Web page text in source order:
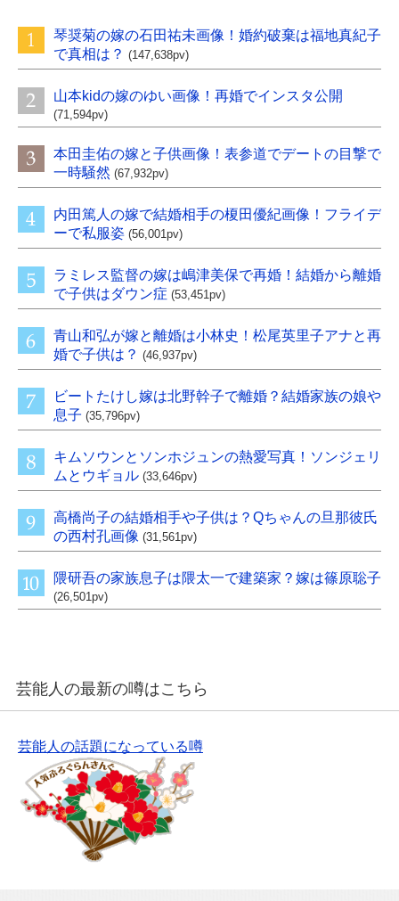
琴奨菊の嫁の石田祐未画像！婚約破棄は福地真紀子
で真相は？ (147,638pv)
山本kidの嫁のゆい画像！再婚でインスタ公開
(71,594pv)
本田圭佑の嫁と子供画像！表参道でデートの目撃で
一時騒然 (67,932pv)
内田篤人の嫁で結婚相手の榎田優紀画像！フライデ
ーで私服姿 (56,001pv)
ラミレス監督の嫁は嶋津美保で再婚！結婚から離婚
で子供はダウン症 (53,451pv)
青山和弘が嫁と離婚は小林史！松尾英里子アナと再
婚で子供は？ (46,937pv)
ビートたけし嫁は北野幹子で離婚？結婚家族の娘や
息子 (35,796pv)
キムソウンとソンホジュンの熱愛写真！ソンジェリ
ムとウギョル (33,646pv)
高橋尚子の結婚相手や子供は？Qちゃんの旦那彼氏
の西村孔画像 (31,561pv)
隈研吾の家族息子は隈太一で建築家？嫁は篠原聡子
(26,501pv)
芸能人の最新の噂はこちら
芸能人の話題になっている噂